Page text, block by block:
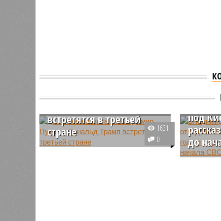
До обмена визитами
Владимир Путин и
встретятся в третьей
стране
Пресс-секретарь российского
1631
0
под
до